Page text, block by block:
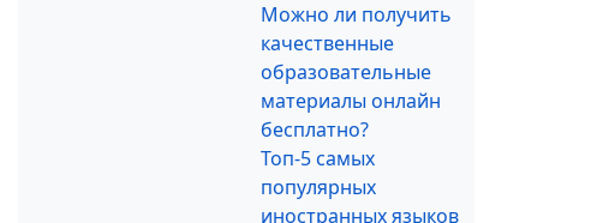
Можно ли получить
качественные
образовательные
материалы онлайн
бесплатно?
Топ-5 самых
популярных
иностранных языков